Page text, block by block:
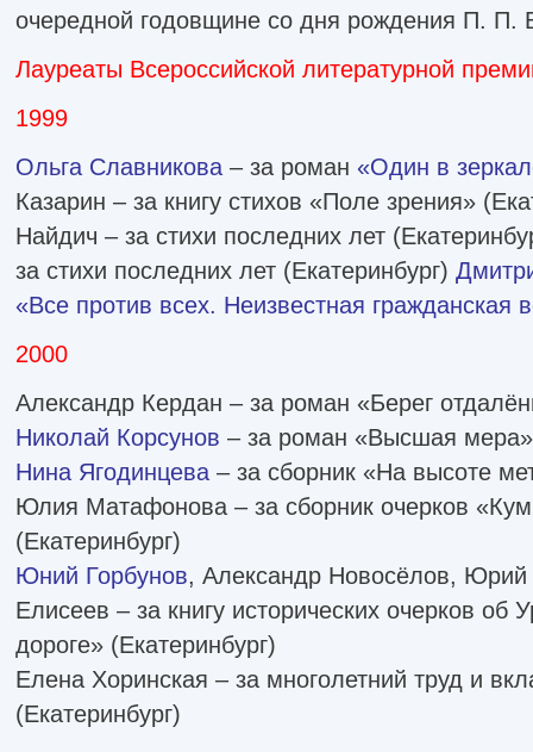
очередной годовщине со дня рождения П.
Лауреаты Всероссийской литературной
1999
Ольга Славникова – за роман «Один в
Казарин – за книгу стихов «Поле зрения»
Найдич – за стихи последних лет
за стихи последних лет (Екатеринбург)
«Все против всех. Неизвестная гражданская
2000
Александр Кердан – за роман «Берег
Николай Корсунов – за роман «Высшая
Нина Ягодинцева – за сборник «На высоте
Юлия Матафонова – за сборник очерков
(Екатеринбург)
Юний Горбунов, Александр Новосёлов, Юрий
Елисеев – за книгу исторических очерков об
дороге» (Екатеринбург)
Елена Хоринская – за многолетний труд и
(Екатеринбург)